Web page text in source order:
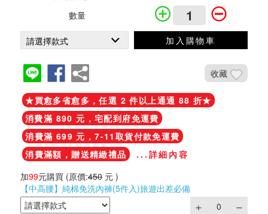
數量
加入購物車
收藏
★買愈多省愈多，任選 2 件以上通通 88 折★
消費滿 890 元，宅配到府免運費
消費滿 699 元，7-11取貨付款免運費
消費滿額，贈送精緻禮品
...詳細內容
加99元購買 (原價:450 元 )
【中高腰】純棉免洗內褲(5件入)旅遊出差必備